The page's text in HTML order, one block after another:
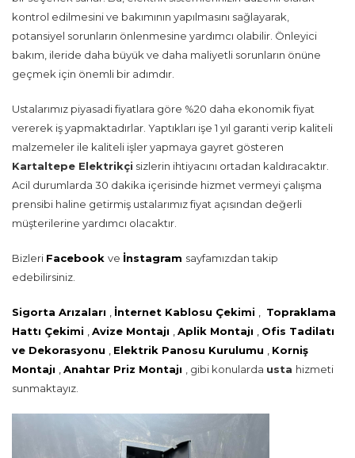
kontrol edilmesini ve bakımının yapılmasını sağlayarak,
potansiyel sorunların önlenmesine yardımcı olabilir. Önleyici
bakım, ileride daha büyük ve daha maliyetli sorunların önüne
geçmek için önemli bir adımdır.
Ustalarımız piyasadi fiyatlara göre %20 daha ekonomik fiyat
vererek iş yapmaktadırlar. Yaptıkları işe 1 yıl garanti verip kaliteli
malzemeler ile kaliteli işler yapmaya gayret gösteren
Kartaltepe Elektrikçi sizlerin ihtiyacını ortadan kaldıracaktır.
Acil durumlarda 30 dakika içerisinde hizmet vermeyi çalışma
prensibi haline getirmiş ustalarımız fiyat açısından değerli
müşterilerine yardımcı olacaktır.
Bizleri Facebook ve İnstagram sayfamızdan takip
edebilirsiniz.
Sigorta Arızaları İnternet Kablosu Çekimi
Topraklama
Hattı Çekimi
Avize Montajı Aplik Montajı
Ofis Tadilatı
ve Dekorasyonu
Elektrik Panosu Kurulumu
Korniş
Montajı
Anahtar Priz Montajı , gibi konularda usta hizmeti
sunmaktayız.